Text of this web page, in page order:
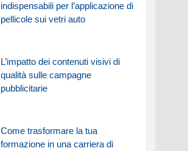
indispensabili per l’applicazione di
pellicole sui vetri auto
L’impatto dei contenuti visivi di
qualità sulle campagne
pubblicitarie
Come trasformare la tua
formazione in una carriera di